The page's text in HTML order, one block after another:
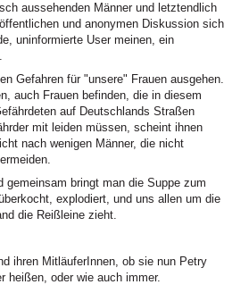
aussehenden Männer und letztendlich
und anonymen Diskussion sich
uninformierte User meinen, ein
Gefahren für "unsere" Frauen ausgehen.
auch Frauen befinden, die in diesem
auf Deutschlands Straßen
mit leiden müssen, scheint ihnen
nach wenigen Männer, die nicht
gemeinsam bringt man die Suppe zum
explodiert, und uns allen um die
die Reißleine zieht.
ihren MitläuferInnen, ob sie nun Petry
heißen, oder wie auch immer.